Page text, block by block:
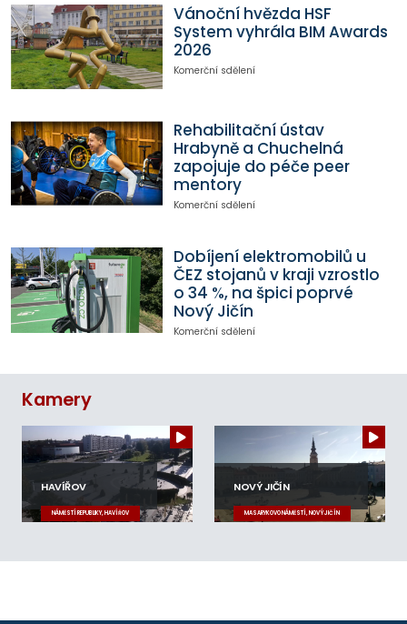
Vánoční hvězda HSF
System vyhrála BIM Awards
2026
Komerční sdělení
Rehabilitační ústav
Hrabyně a Chuchelná
zapojuje do péče peer
mentory
Komerční sdělení
Dobíjení elektromobilů u
ČEZ stojanů v kraji vzrostlo
o 34 %, na špici poprvé
Nový Jičín
Komerční sdělení
Kamery
HAVÍŘOV
NÁMĚSTÍ REPUBLIKY, HAVÍŘOV
NOVÝ JIČÍN
MASARYKOVO NÁMĚSTÍ, NOVÝ JIČÍN